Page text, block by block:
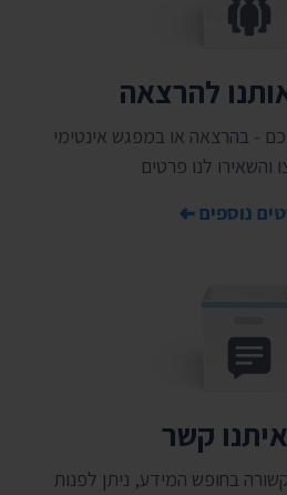
להרצאה
- בהרצאה או במפגש אינטימי
והשאירו לנו פרטים
נוספים
קשר
בחופש המידע, ניתן לפנות